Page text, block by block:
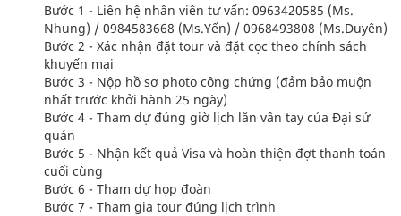
Bước 1 - Liên hệ nhân viên tư vấn: 0963420585 (Ms.
Nhung) / 0984583668 (Ms.Yến) / 0968493808 (Ms.Duyên)
Bước 2 - Xác nhận đặt tour và đặt cọc theo chính sách
khuyến mại
Bước 3 - Nộp hồ sơ photo công chứng (đảm bảo muộn
nhất trước khởi hành 25 ngày)
Bước 4 - Tham dự đúng giờ lịch lăn vân tay của Đại sứ
quán
Bước 5 - Nhận kết quả Visa và hoàn thiện đợt thanh toán
cuối cùng
Bước 6 - Tham dự họp đoàn
Bước 7 - Tham gia tour đúng lịch trình